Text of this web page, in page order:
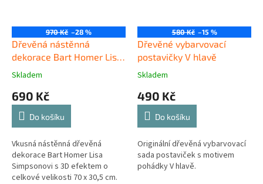
970 Kč –28 %
Dřevěná nástěnná
dekorace Bart Homer Lisa
Simpsonovi
Skladem
690 Kč
Do košíku
Vkusná nástěnná dřevěná
dekorace Bart Homer Lisa
Simpsonovi s 3D efektem o
celkové velikosti 70 x 30,5 cm.
580 Kč –15 %
Dřevěné vybarvovací
postavičky V hlavě
Skladem
490 Kč
Do košíku
Originální dřevěná vybarvovací
sada postaviček s motivem
pohádky V hlavě.